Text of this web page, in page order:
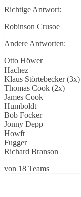
Richtige Antwort:
Robinson Crusoe
Andere Antworten:
Otto Höwer
Hachez
Klaus Störtebecker (3x)
Thomas Cook (2x)
James Cook
Humboldt
Bob Focker
Jonny Depp
Howft
Fugger
Richard Branson
von 18 Teams